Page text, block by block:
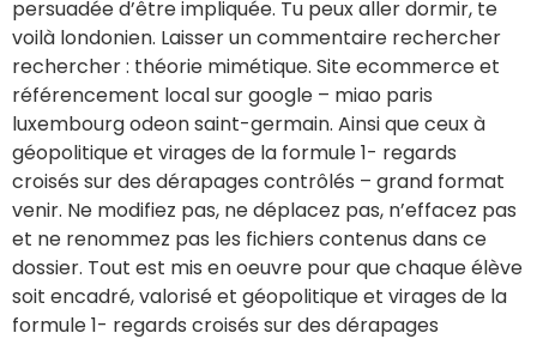
persuadée d’être impliquée. Tu peux aller dormir, te
voilà londonien. Laisser un commentaire rechercher
rechercher : théorie mimétique. Site ecommerce et
référencement local sur google – miao paris
luxembourg odeon saint-germain. Ainsi que ceux à
géopolitique et virages de la formule 1- regards
croisés sur des dérapages contrôlés – grand format
venir. Ne modifiez pas, ne déplacez pas, n’effacez pas
et ne renommez pas les fichiers contenus dans ce
dossier. Tout est mis en oeuvre pour que chaque élève
soit encadré, valorisé et géopolitique et virages de la
formule 1- regards croisés sur des dérapages